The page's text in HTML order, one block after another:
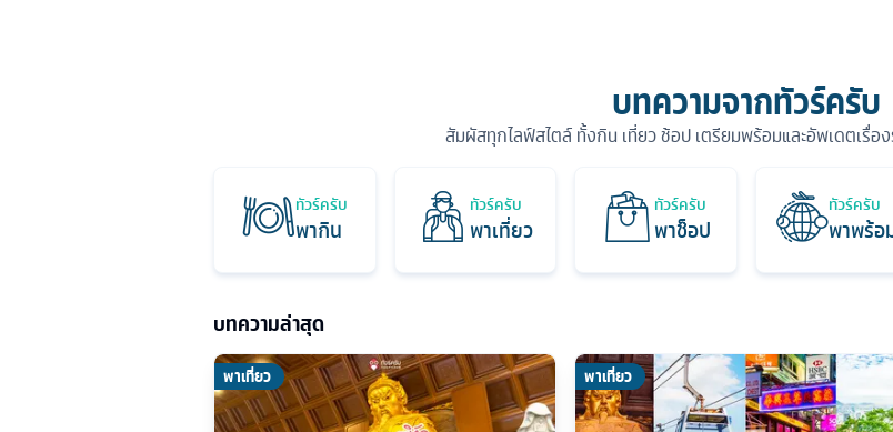
บทความจากทัวร์ครับ
สัมผัสทุกไลฟ์สไตล์ ทั้งกิน เที่ยว ช้อป เตรียมพร้อมและอัพเดตเรื่อ
ทัวร์ครับ
พากิน
ทัวร์ครับ
พาเที่ยว
ทัวร์ครับ
พาช็อป
ทัวร์ครับ
พาพร้อ
บทความล่าสุด
พาเที่ยว พาเที่ยว